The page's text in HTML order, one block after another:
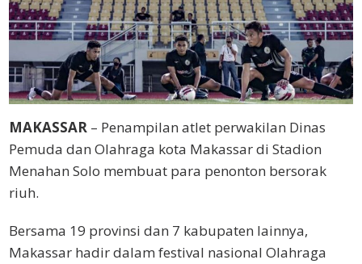
MAKASSAR – Penampilan atlet perwakilan Dinas
Pemuda dan Olahraga kota Makassar di Stadion
Menahan Solo membuat para penonton bersorak
riuh.
Bersama 19 provinsi dan 7 kabupaten lainnya,
Makassar hadir dalam festival nasional Olahraga